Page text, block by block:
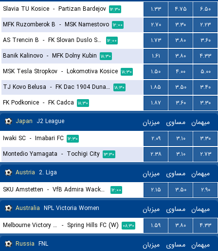
Slavia TU Kosice - Partizan Bardejov ۱۲:۳۰ ۱.۳۳ ۴.۷۵
۶.۵۰
MFK Ruzomberok B - MSK Namestovo ۱۲:۰۰ ۲.۷۰ ۳.۳۰
۲.۲۳
AS Trencin B - FK Slovan Duslo Sala ۱۲:۰۰ ۱.۷۳ ۳.۸۰
۳.۶۰
Banik Kalinovo - MFK Dolny Kubin ۱۸:۳۰ ۱.۶۱ ۳.۸۰
۴.۳۳
MSK Tesla Stropkov - Lokomotiva Kosice ۱۸:۳۰ ۱.۵۰ ۴.۰۰
۵.۰۰
TJ Kovo Belusa - FK Dac 1904 Dunajska Streda B ۱۸:۳۰ ۱.۸۵ ۳.۵۰
۳.۴۰
FK Podkonice - FK Cadca ۱۸:۳۰ ۱.۸۷ ۳.۶۰
۳.۳۰
Japan J2 League میزبان مساوی میهمان
Iwaki SC - Imabari FC ۱۲:۳۰ ۲.۰۹ ۳.۱۰
۳.۳۰
Montedio Yamagata - Tochigi City ۱۳:۳۰ ۲.۳۸ ۳.۱۰
۲.۷۳
Austria 2. Liga میزبان مساوی میهمان
SKU Amstetten - VfB Admira Wacker Modling ۱۲:۰۰ ۲.۱۵ ۳.۵۰
۲.۹۰
Australia NPL Victoria Women میزبان مساوی میهمان
Melbourne Victory NPL (W) - Spring Hills FC (W) ۰۸:۳۰ ۱.۵۹ ۳.۸۰
۴.۳۳
Russia FNL میزبان مساوی میهمان